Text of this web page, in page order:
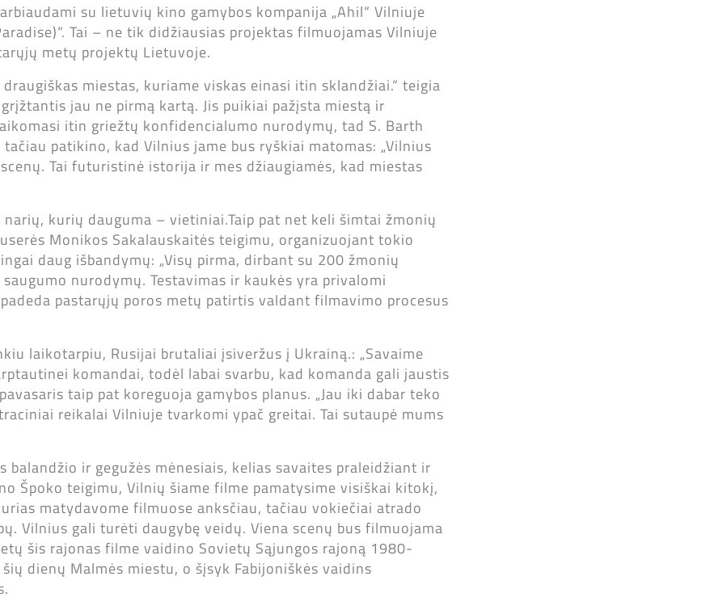
su lietuvių kino gamybos kompanija „Ahil“ Vilniuje
Tai – ne tik didžiausias projektas filmuojamas Vilniuje
metų projektų Lietuvoje.
miestas, kuriame viskas einasi itin sklandžiai.“ teigia
jau ne pirmą kartą. Jis puikiai pažįsta miestą ir
itin griežtų konfidencialumo nurodymų, tad S. Barth
patikino, kad Vilnius jame bus ryškiai matomas: „Vilnius
Tai futuristinė istorija ir mes džiaugiamės, kad miestas
kurių dauguma – vietiniai.Taip pat net keli šimtai žmonių
Monikos Sakalauskaitės teigimu, organizuojant tokio
daug išbandymų: „Visų pirma, dirbant su 200 žmonių
nurodymų. Testavimas ir kaukės yra privalomi
pastarųjų poros metų patirtis valdant filmavimo procesus
laikotarpiu, Rusijai brutaliai įsiveržus į Ukrainą.: „Savaime
komandai, todėl labai svarbu, kad komanda gali jaustis
taip pat koreguoja gamybos planus. „Jau iki dabar teko
reikalai Vilniuje tvarkomi ypač greitai. Tai sutaupė mums
ir gegužės mėnesiais, kelias savaites praleidžiant ir
Špoko teigimu, Vilnių šiame filme pamatysime visiškai kitokį,
matydavome filmuose anksčiau, tačiau vokiečiai atrado
Vilnius gali turėti daugybę veidų. Viena scenų bus filmuojama
šis rajonas filme vaidino Sovietų Sąjungos rajoną 1980-
dienų Malmės miestu, o šįsyk Fabijoniškės vaidins